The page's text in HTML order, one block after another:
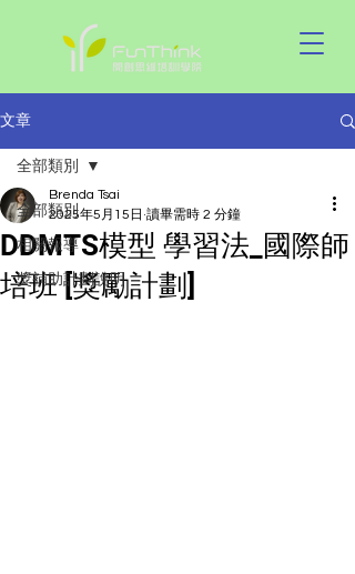
文章
全部類別
相關報導
獎補助計劃說明
全部類別
DDMTS模型 學習法_國際師
培班 [獎勵計劃]
Brenda Tsai
2025年5月15日 讀畢需時 2 分鐘